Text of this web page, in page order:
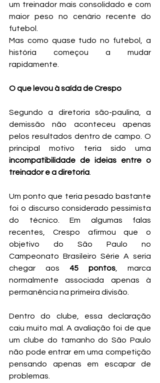
um treinador mais consolidado e com
maior peso no cenário recente do
futebol.
Mas como quase tudo no futebol, a
história começou a mudar
rapidamente.
O que levou à saída de Crespo
Segundo a diretoria são-paulina, a
demissão não aconteceu apenas
pelos resultados dentro de campo. O
incompatibilidade de ideias entre o
treinador e a diretoria
Um ponto que teria pesado bastante
foi o discurso considerado pessimista
do técnico. Em algumas falas
recentes, Crespo afirmou que o
objetivo do São Paulo no
Campeonato Brasileiro Série A seria
chegar aos 45 pontos , marca
normalmente associada apenas à
permanência na primeira divisão.
Dentro do clube, essa declaração
caiu muito mal. A avaliação foi de que
um clube do tamanho do São Paulo
não pode entrar em uma competição
pensando apenas em escapar de
problemas.